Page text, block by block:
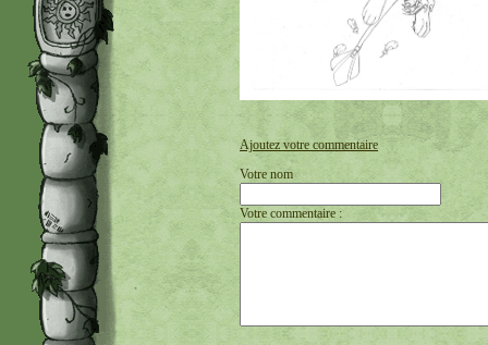
Ajoutez votre commentaire
Votre nom
Votre commentaire :